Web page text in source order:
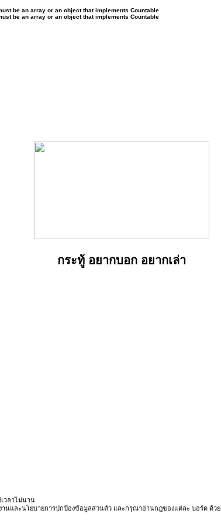
be an array or an object that implements Countable
be an array or an object that implements Countable
กระทู้ อยากบอก อยากเล่า
วลาไม่นาน
นและนโยบายการปกป้องข้อมูลส่วนตัว และกรุณาอ่านกฎของแต่ละ บอร์ด ด้วย